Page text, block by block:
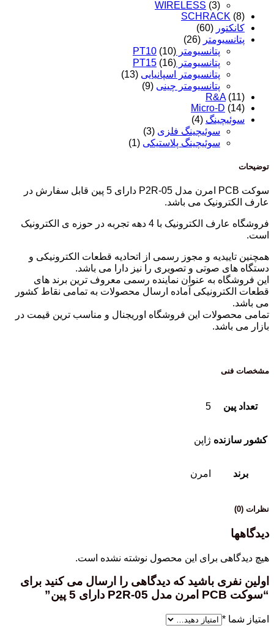
WIRELESS (3)
SCHRACK (8)
کانکتور (60)
پتانسیومتر (26)
پتانسیومتر PT10 (10)
پتانسیومتر PT15 (16)
پتانسیومتر اسپانیایی (13)
پتانسیومتر چینی (9)
R&A (11)
Micro-D (14)
سوئیچینگ (4)
سوئیچینگ فلزی (3)
سوئیچینگ پلاستیکی (1)
توضیحات
سوکت PCB امرن مدل P2R-05 دارای 5 پین قابل سفارش در
عارف الکترونیک می باشد.
فروشگاه عارف الکترونیک با 4 دهه تجربه در حوزه ی الکترونیک
است.
همچنین تاییدیه و مجوز رسمی از اتحادیه قطعات الکترونیکی و
دستگاه های صوتی و تصویری را نیز دارا می باشد.
این فروشگاه به عنوان نماینده رسمی معروف ترین برند های
قطعات الکترونیکی آماده ارسال محصولات به تمامی نقاط کشور
می باشد.
تمامی محصولات این فروشگاه اوریجنال و مناسب ترین قیمت در
بازار می باشد.
مشخصات فنی
تعداد پین 5
کشور سازنده ژاپن
برند امرن
نظرات (0)
دیدگاهها
هیچ دیدگاهی برای این محصول نوشته نشده است.
اولین نفری باشید که دیدگاهی را ارسال می کنید برای
“سوکت PCB امرن مدل P2R-05 دارای 5 پین”
امتیاز شما *